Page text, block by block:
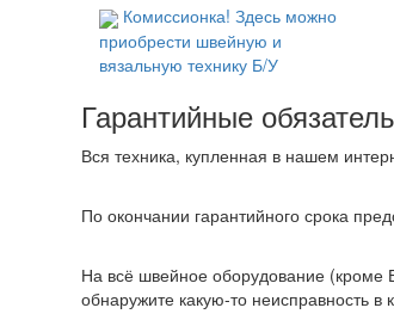
Комиссионка! Здесь можно
приобрести швейную и
вязальную технику Б/У
Гарантийные
Вся техника, купленная в нашем
По окончании гарантийного срока
На всё швейное оборудование (кроме
обнаружите какую-то неисправность